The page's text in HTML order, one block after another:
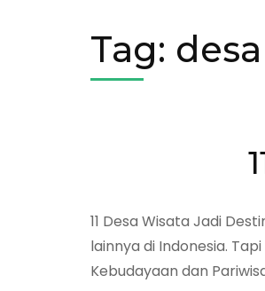
Tag:
11 Desa Wisata Jadi
lainnya di Indonesia.
Kebudayaan dan